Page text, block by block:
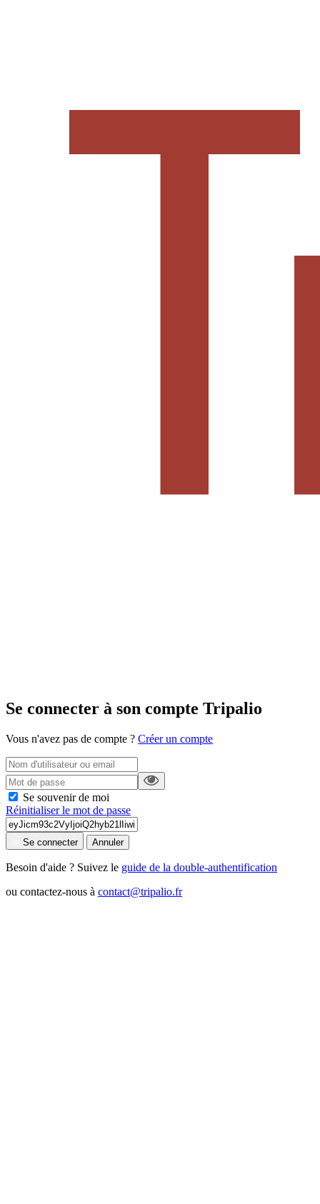
Se connecter à son compte Tripalio
Vous n'avez pas de compte ? Créer un compte
Se souvenir de moi
Réinitialiser le mot de passe
Se connecter Annuler
Besoin d'aide ? Suivez le guide de la double-authentification
ou contactez-nous à contact@tripalio.fr